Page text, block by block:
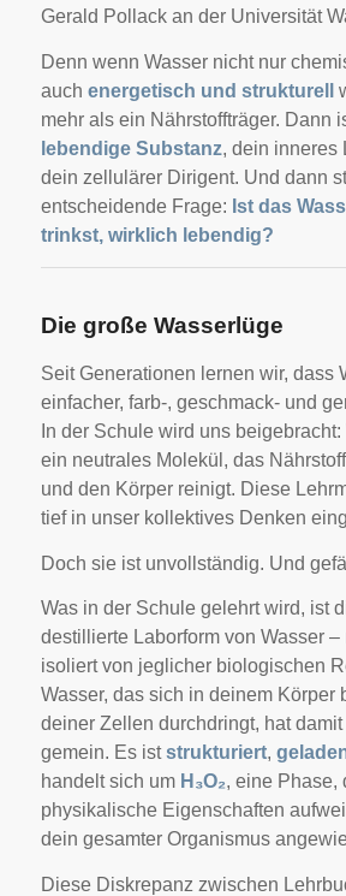
Gerald Pollack an der Universität
Denn wenn Wasser nicht nur
auch energetisch und strukturell
mehr als ein Nährstoffträger. Dann
lebendige Substanz, dein inneres
dein zellulärer Dirigent. Und dann
entscheidende Frage: Ist das
trinkst, wirklich lebendig?
Die große Wasserlüge
Seit Generationen lernen wir, dass
einfacher, farb-, geschmack- und
In der Schule wird uns beigebracht:
ein neutrales Molekül, das
und den Körper reinigt. Diese
tief in unser kollektives Denken
Doch sie ist unvollständig. Und
Was in der Schule gelehrt wird, ist
destillierte Laborform von Wasser –
isoliert von jeglicher biologischen
Wasser, das sich in deinem Körper
deiner Zellen durchdringt, hat
gemein. Es iststrukturiert,
handelt sich um H₃O₂, eine Phase,
physikalische Eigenschaften
dein gesamter Organismus
Diese Diskrepanz zwischen